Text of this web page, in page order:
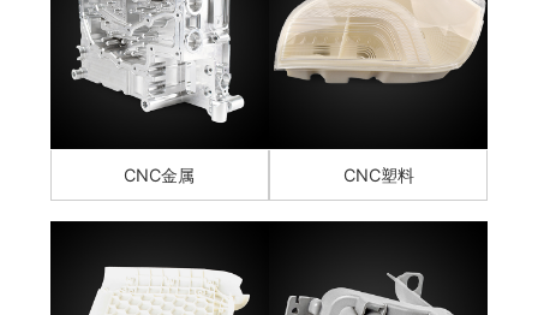
CNC金属 CNC塑料